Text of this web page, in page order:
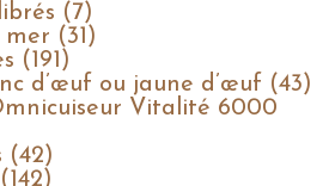
(7)
(31)
(191)
d’œuf ou jaune d’œuf (43)
Vitalité 6000
(42)